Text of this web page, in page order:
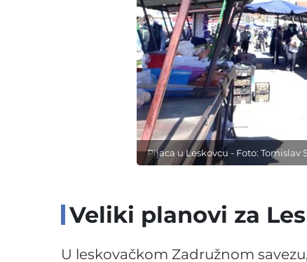
Pijaca u Leskovcu - Foto: Tomislav
Veliki planovi za
U leskovačkom Zadružnom